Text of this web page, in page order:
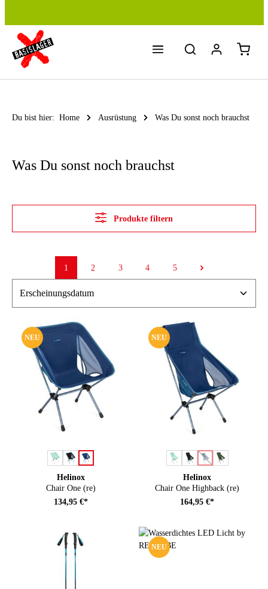
Du bist hier: Home Ausrüstung Was Du sonst noch brauchst
Was Du sonst noch brauchst
Produkte filtern
Seite
1
Seite
2
Seite
3
Seite
4
Seite
5
NEU
Helinox
Chair One (re)
Farbeauswählen
134,95 €*
NEU
Helinox
Chair One Highback (re)
Farbe auswählen
(Diese Option ist
164,95 €*
NEU